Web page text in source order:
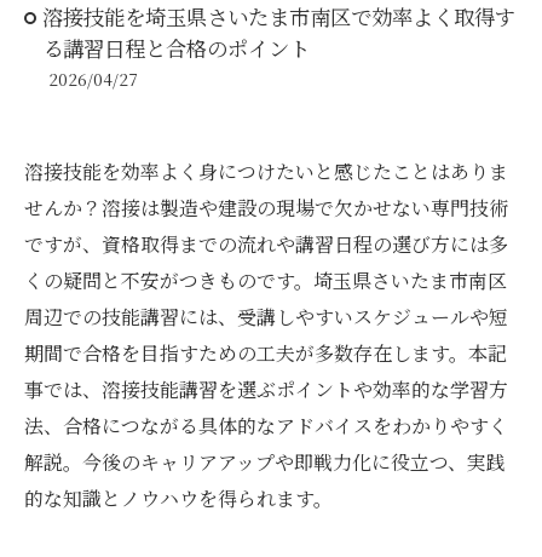
溶接技能を埼玉県さいたま市南区で効率よく取得す
る講習日程と合格のポイント
2026/04/27
溶接技能を効率よく身につけたいと感じたことはありま
せんか？溶接は製造や建設の現場で欠かせない専門技術
ですが、資格取得までの流れや講習日程の選び方には多
くの疑問と不安がつきものです。埼玉県さいたま市南区
周辺での技能講習には、受講しやすいスケジュールや短
期間で合格を目指すための工夫が多数存在します。本記
事では、溶接技能講習を選ぶポイントや効率的な学習方
法、合格につながる具体的なアドバイスをわかりやすく
解説。今後のキャリアアップや即戦力化に役立つ、実践
的な知識とノウハウを得られます。